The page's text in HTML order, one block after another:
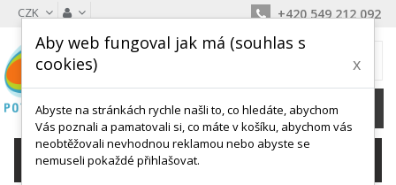
CZK +420 549 212 092
0 Kč
KATEGORIE
Aby web fungoval jak má (souhlas s
cookies)
x
Abyste na stránkách rychle našli to, co hledáte, abychom
Vás poznali a pamatovali si, co máte v košíku, abychom vás
neobtěžovali nevhodnou reklamou nebo abyste se
nemuseli pokaždé přihlašovat.